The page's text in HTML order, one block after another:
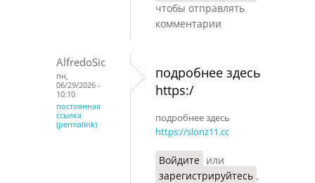
чтобы отправлять
комментарии
AlfredoSic
пн,
06/29/2026 -
10:10
постоянная
ссылка
(permalink)
подробнее здесь
https:/
подробнее здесь
https://slonz11.cc
Войдите или
зарегистрируйтесь ,